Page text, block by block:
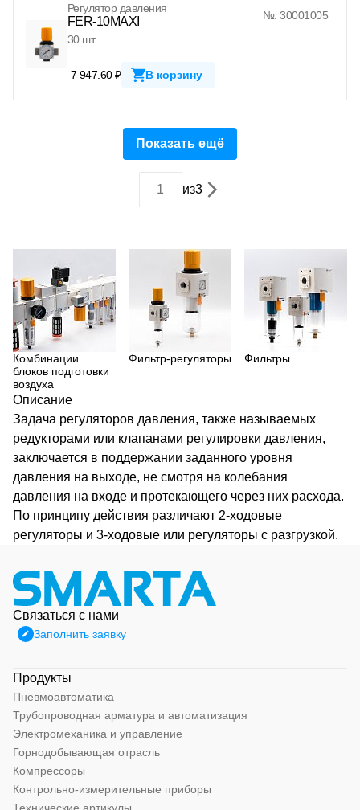
Регулятор давления
FER-10MAXI
№: 30001005
30 шт.
7 947.60 ₽ В корзину
Показать ещё
из3
Комбинации
блоков подготовки
воздуха
Фильтр-регуляторы Фильтры
Описание
Задача регуляторов давления, также называемых
редукторами или клапанами регулировки давления,
заключается в поддержании заданного уровня
давления на выходе, не смотря на колебания
давления на входе и протекающего через них расхода.
По принципу действия различают 2-ходовые
регуляторы и 3-ходовые или регуляторы с разгрузкой.
Связаться с нами
Заполнить заявку
Продукты
Пневмоавтоматика
Трубопроводная арматура и автоматизация
Электромеханика и управление
Горнодобывающая отрасль
Компрессоры
Контрольно-измерительные приборы